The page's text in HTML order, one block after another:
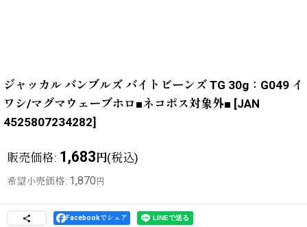
ジャッカル バンブルズ バイトビーンズ TG 30g：G049 イ
ワシ/マグマウェーブホロ■ネコポス対象外■ [JAN
4525807234282]
販売価格: 1,683円(税込)
希望小売価格: 1,870 円
Facebookでシェア